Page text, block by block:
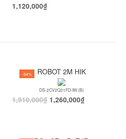
1,120,000₫
-34% ROBOT 2M HIK
DS-2CV2Q21FD-IW (B)
1,910,000₫ 1,260,000₫